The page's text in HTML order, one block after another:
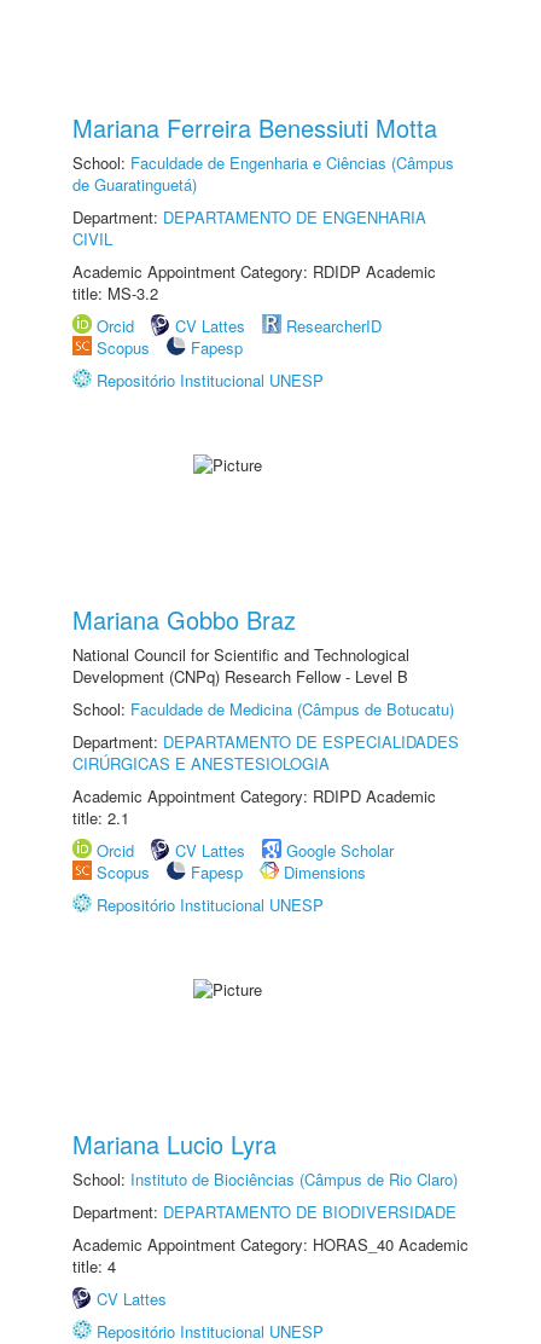
Mariana Ferreira Benessiuti Motta
School: Faculdade de Engenharia e Ciências (Câmpus
de Guaratinguetá)
Department: DEPARTAMENTO DE ENGENHARIA
CIVIL
Academic Appointment Category: RDIDP Academic
title: MS-3.2
Orcid
CV Lattes
ResearcherID
Scopus
Fapesp
Repositório Institucional UNESP
Mariana Gobbo Braz
National Council for Scientific and Technological
Development (CNPq) Research Fellow - Level B
School: Faculdade de Medicina (Câmpus de Botucatu)
Department: DEPARTAMENTO DE ESPECIALIDADES
CIRÚRGICAS E ANESTESIOLOGIA
Academic Appointment Category: RDIPD Academic
title: 2.1
Orcid
CV Lattes
Google Scholar
Scopus
Fapesp
Dimensions
Repositório Institucional UNESP
Mariana Lucio Lyra
School: Instituto de Biociências (Câmpus de Rio Claro)
Department: DEPARTAMENTO DE BIODIVERSIDADE
Academic Appointment Category: HORAS_40 Academic
title: 4
CV Lattes
Repositório Institucional UNESP